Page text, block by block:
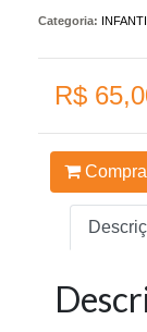
Categoria:
R$